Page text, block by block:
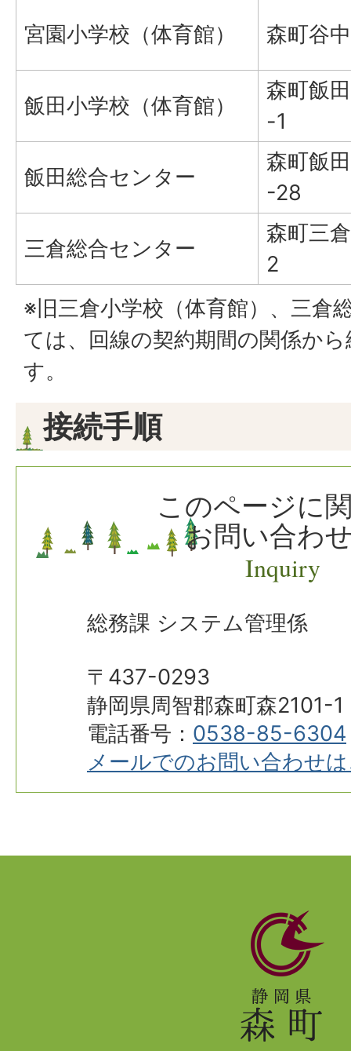
宮園小学校（体育館） 森町谷
飯田小学校（体育館）
森町飯
-1
飯田総合センター
森町飯
-28
三倉総合センター
森町三
2
※旧三倉小学校（体育館）、三倉
ては、回線の契約期間の関係か
す。
接続手順
このページに
お問い合わ
Inquiry
総務課 システム管理係
〒437-0293
静岡県周智郡森町森2101-1
電話番号： 0538-85-6304
メールでのお問い合わせ
静
岡
県
森
町